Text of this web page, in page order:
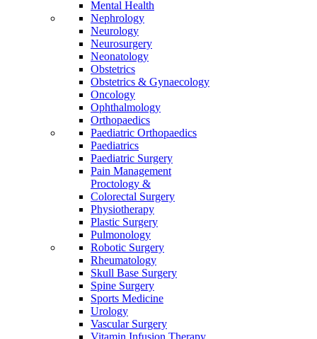
Mental Health
Nephrology
Neurology
Neurosurgery
Neonatology
Obstetrics
Obstetrics & Gynaecology
Oncology
Ophthalmology
Orthopaedics
Paediatric Orthopaedics
Paediatrics
Paediatric Surgery
Pain Management
Proctology &
Colorectal Surgery
Physiotherapy
Plastic Surgery
Pulmonology
Robotic Surgery
Rheumatology
Skull Base Surgery
Spine Surgery
Sports Medicine
Urology
Vascular Surgery
Vitamin Infusion Therapy